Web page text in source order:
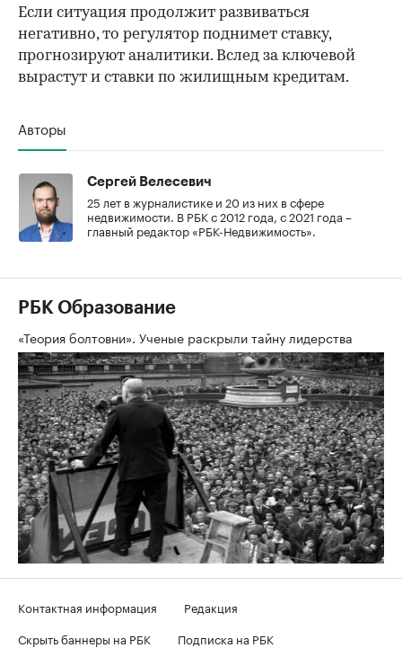
Если ситуация продолжит развиваться
негативно, то регулятор поднимет ставку,
прогнозируют аналитики. Вслед за ключевой
вырастут и ставки по жилищным кредитам.
Авторы
Сергей Велесевич
25 лет в журналистике и 20 из них в сфере
недвижимости. В РБК с 2012 года, с 2021 года –
главный редактор «РБК-Недвижимость».
РБК Образование
«Теория болтовни». Ученые раскрыли тайну лидерства
Контактная информация
Редакция
Скрыть баннеры на РБК
Подписка на РБК